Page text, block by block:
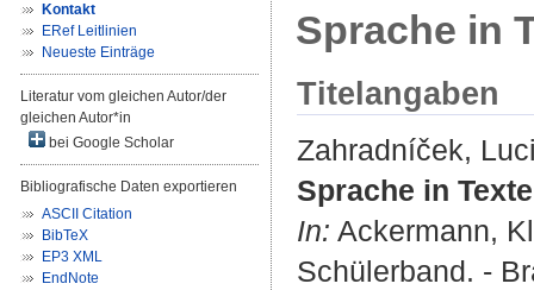
Kontakt
ERef Leitlinien
Neueste Einträge
Literatur vom gleichen Autor/der
gleichen Autor*in
bei Google Scholar
Bibliografische Daten exportieren
ASCII Citation
BibTeX
EP3 XML
EndNote
Sprache in
Titelangaben
Zahradníček,
Sprache in
In: Ackermann,
Schülerband. -